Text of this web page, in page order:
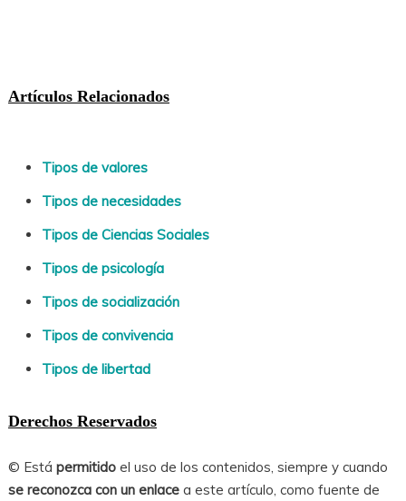
Artículos Relacionados
Tipos de valores
Tipos de necesidades
Tipos de Ciencias Sociales
Tipos de psicología
Tipos de socialización
Tipos de convivencia
Tipos de libertad
Derechos Reservados
© Está permitidoel uso de los contenidos, siempre y cuando
se reconozca con un enlacea este artículo, como fuente de